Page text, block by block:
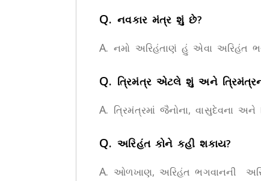
Q.નવકાર મંત્ર શું છે?
A.નમો અરિહંતાણં હું એવા અરિહંત
Q. ત્રિમંત્ર એટલે શું અને
A. ત્રિમંત્રમાં જૈનોના, વાસુદેવના અને
Q.અરિહંત કોને કહી શકાય?
A. ઓળખાણ, અરિહંત ભગવાનની